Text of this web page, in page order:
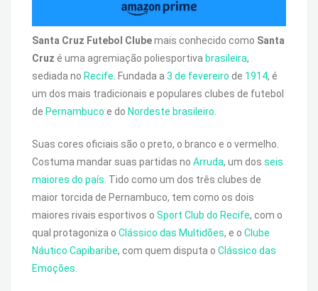
Santa Cruz Futebol Clubemais conhecido como Santa
Cruz é uma agremiação poliesportiva brasileira,
sediada no Recife . Fundada a 3 de fevereiro de 1914, é
um dos mais tradicionais e populares clubes de futebol
de Pernambuco e do Nordeste brasileiro
Suas cores oficiais são o preto, o branco e o vermelho.
Costuma mandar suas partidas no Arruda, um dos seis
maiores do país . Tido como um dos três clubes de
maior torcida de Pernambuco, tem como os dois
maiores rivais esportivos o Sport Club do Recife, com o
qual protagoniza o Clássico das Multidões, e o Clube
Náutico Capibaribe, com quem disputa o Clássico das
Emoções